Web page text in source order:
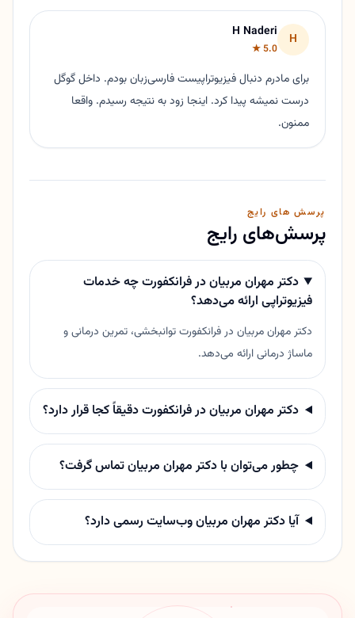
H
H Naderi
5.0 ★
برای مادرم دنبال فیزیوتراپیست فارسی‌زبان بودم. داخل گوگل
درست نمیشه پیدا کرد. اینجا زود به نتیجه رسیدم. واقعا
ممنون.
پرسش های رایج
پرسش‌های رایج
دکتر مهران مربیان در فرانکفورت چه خدمات
فیزیوتراپی ارائه می‌دهد؟
دکتر مهران مربیان در فرانکفورت توانبخشی، تمرین درمانی و
ماساژ درمانی ارائه می‌دهد.
دکتر مهران مربیان در فرانکفورت دقیقاً کجا قرار دارد؟
چطور می‌توان با دکتر مهران مربیان تماس گرفت؟
آیا دکتر مهران مربیان وب‌سایت رسمی دارد؟